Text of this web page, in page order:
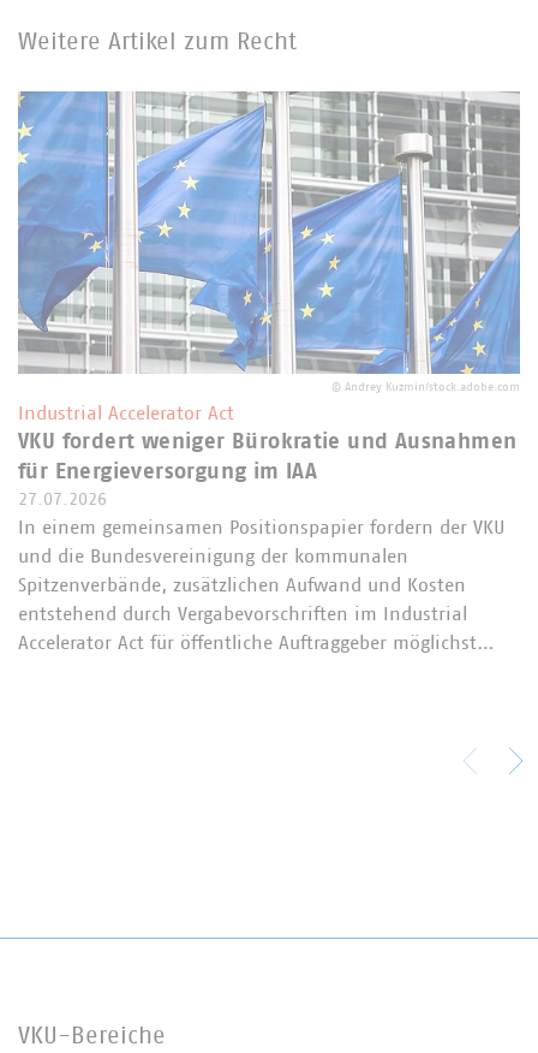
Weitere Artikel zum Recht
© Andrey Kuzmin/stock.adobe.com
Industrial Accelerator Act
VKU fordert weniger Bürokratie und Ausnahmen
für Energieversorgung im IAA
27.07.2026
In einem gemeinsamen Positionspapier fordern der VKU
und die Bundesvereinigung der kommunalen
Spitzenverbände, zusätzlichen Aufwand und Kosten
entstehend durch Vergabevorschriften im Industrial
Accelerator Act für öffentliche Auftraggeber möglichst…
VKU-Bereiche